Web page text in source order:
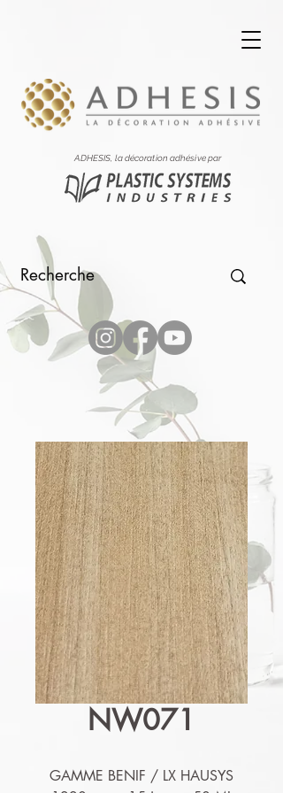
ADHESIS, la décoration adhésive par
NW071
GAMME BENIF / LX HAUSYS